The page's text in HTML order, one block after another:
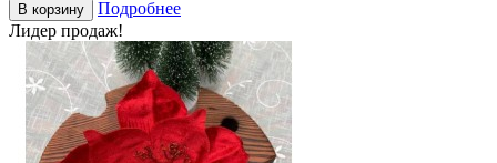
В корзину
Подробнее
Лидер продаж!